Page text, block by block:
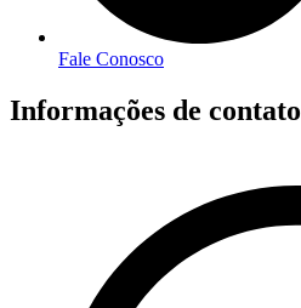
Fale Conosco
Informações de contato